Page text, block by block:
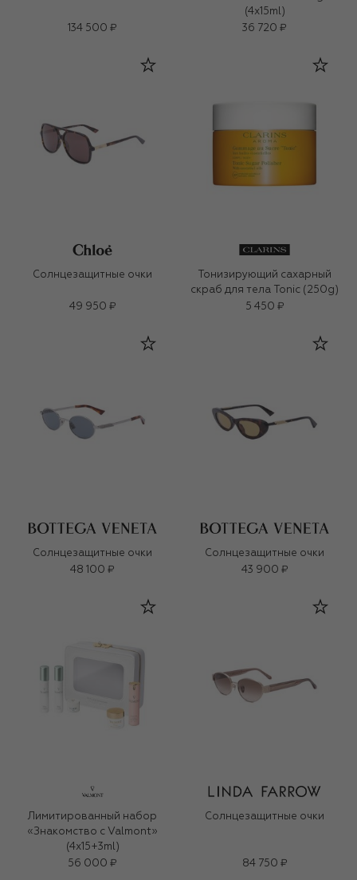
134 500 ₽
(4x15ml)
36 720 ₽
Солнцезащитные очки
49 950 ₽
Тонизирующий сахарный
скраб для тела Tonic (250g)
5 450 ₽
Солнцезащитные очки
48 100 ₽
Солнцезащитные очки
43 900 ₽
Лимитированный набор
«Знакомство с Valmont»
(4x15+3ml)
56 000 ₽
Солнцезащитные очки
84 750 ₽